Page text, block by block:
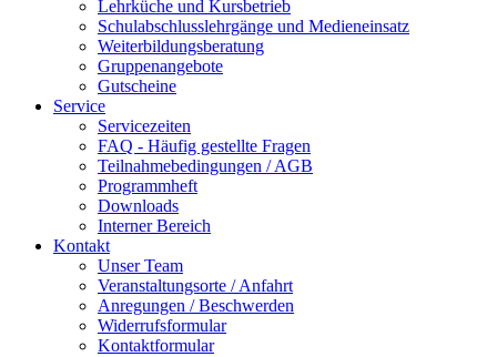
Lehrküche und Kursbetrieb
Schulabschlusslehrgänge und Medieneinsatz
Weiterbildungsberatung
Gruppenangebote
Gutscheine
Service
Servicezeiten
FAQ - Häufig gestellte Fragen
Teilnahmebedingungen / AGB
Programmheft
Downloads
Interner Bereich
Kontakt
Unser Team
Veranstaltungsorte / Anfahrt
Anregungen / Beschwerden
Widerrufsformular
Kontaktformular